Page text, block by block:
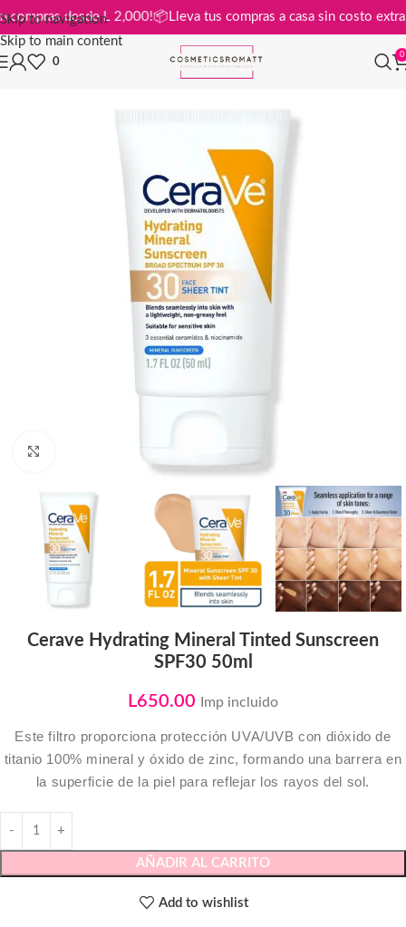
Skip to navigation
Skip to main content
en compras desde L 2,000!📦Lleva tus compras a casa sin costo
0
0
Cerave Hydrating Mineral Tinted Sunscreen
SPF30 50ml
L650.00 Imp incluido
Este filtro proporciona protección UVA/UVB con dióxido de
titanio 100% mineral y óxido de zinc, formando una barrera en
la superficie de la piel para reflejar los rayos del sol.
AÑADIR AL CARRITO
Add to wishlist